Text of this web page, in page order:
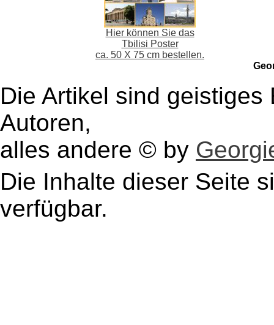
Hier können Sie das
Tbilisi Poster
ca. 50 X 75 cm bestellen.
Die Artikel sind
Autoren,
alles andere © by
Die Inhalte dieser Seite
verfügbar.